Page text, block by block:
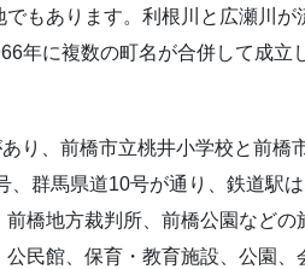
もあります。利根川と広瀬川が
年に複数の町名が合併して成立
り、前橋市立桃井小学校と前橋
、群馬県道10号が通り、鉄道駅
橋地方裁判所、前橋公園などの
民館、保育・教育施設、公園、